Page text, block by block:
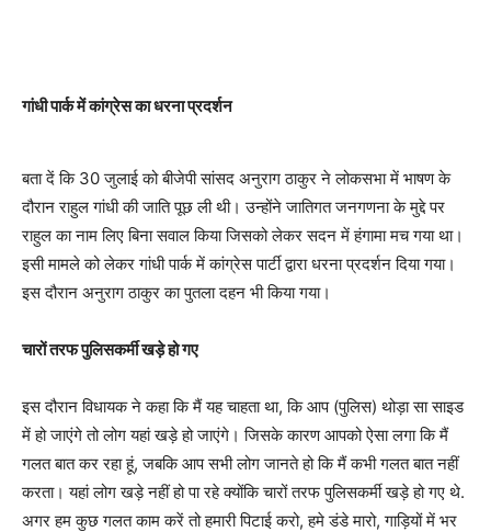
गांधी पार्क में कांग्रेस का धरना प्रदर्शन
बता दें कि 30 जुलाई को बीजेपी सांसद अनुराग ठाकुर ने लोकसभा में भाषण के
दौरान राहुल गांधी की जाति पूछ ली थी। उन्होंने जातिगत जनगणना के मुद्दे पर
राहुल का नाम लिए बिना सवाल किया जिसको लेकर सदन में हंगामा मच गया था।
इसी मामले को लेकर गांधी पार्क में कांग्रेस पार्टी द्वारा धरना प्रदर्शन दिया गया।
इस दौरान अनुराग ठाकुर का पुतला दहन भी किया गया।
चारों तरफ पुलिसकर्मी खड़े हो गए
इस दौरान विधायक ने कहा कि मैं यह चाहता था, कि आप (पुलिस) थोड़ा सा साइड
में हो जाएंगे तो लोग यहां खड़े हो जाएंगे। जिसके कारण आपको ऐसा लगा कि मैं
गलत बात कर रहा हूं, जबकि आप सभी लोग जानते हो कि मैं कभी गलत बात नहीं
करता। यहां लोग खड़े नहीं हो पा रहे क्योंकि चारों तरफ पुलिसकर्मी खड़े हो गए थे.
अगर हम कुछ गलत काम करें तो हमारी पिटाई करो, हमे डंडे मारो, गाड़ियों में भर